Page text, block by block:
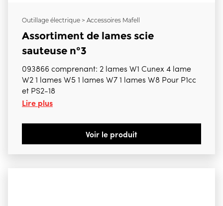
Outillage électrique > Accessoires Mafell
Assortiment de lames scie
sauteuse n°3
093866 comprenant: 2 lames W1 Cunex 4 lame
W2 1 lames W5 1 lames W7 1 lames W8 Pour P1cc
et PS2-18
Lire plus
Voir le produit